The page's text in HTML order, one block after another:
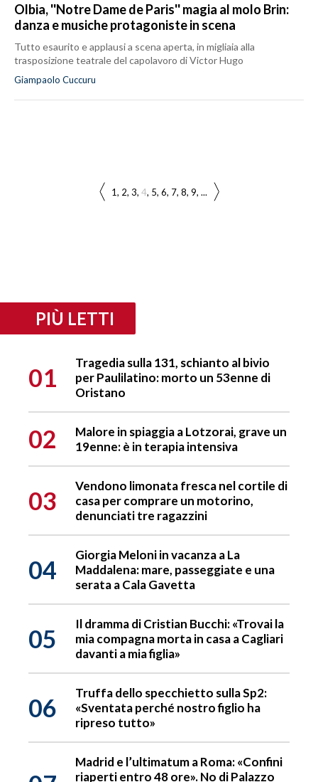
Olbia, ''Notre Dame de Paris'' magia al molo Brin:
danza e musiche protagoniste in scena
Tutto esaurito e applausi a scena aperta, in migliaia alla
trasposizione teatrale del capolavoro di Victor Hugo
Giampaolo Cuccuru
1 2 3 4 5 6 7 8 9 ...
PIÙ LETTI
01
Tragedia sulla 131, schianto al bivio
per Paulilatino: morto un 53enne di
Oristano
02
Malore in spiaggia a Lotzorai, grave un
19enne: è in terapia intensiva
03
Vendono limonata fresca nel cortile di
casa per comprare un motorino,
denunciati tre ragazzini
04
Giorgia Meloni in vacanza a La
Maddalena: mare, passeggiate e una
serata a Cala Gavetta
05
Il dramma di Cristian Bucchi: «Trovai la
mia compagna morta in casa a Cagliari
davanti a mia figlia»
06
Truffa dello specchietto sulla Sp2:
«Sventata perché nostro figlio ha
ripreso tutto»
Madrid e l’ultimatum a Roma: «Confini
riaperti entro 48 ore». No di Palazzo